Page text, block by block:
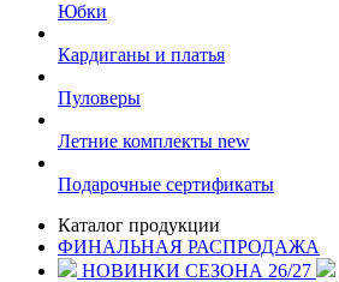
Юбки
Кардиганы и платья
Пуловеры
Летние комплекты new
Подарочные сертификаты
Каталог продукции
ФИНАЛЬНАЯ РАСПРОДАЖА
НОВИНКИ СЕЗОНА 26/27